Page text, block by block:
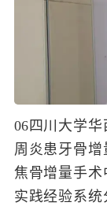
06四川大学华
周炎患牙骨
焦骨增量手术
实践经验系